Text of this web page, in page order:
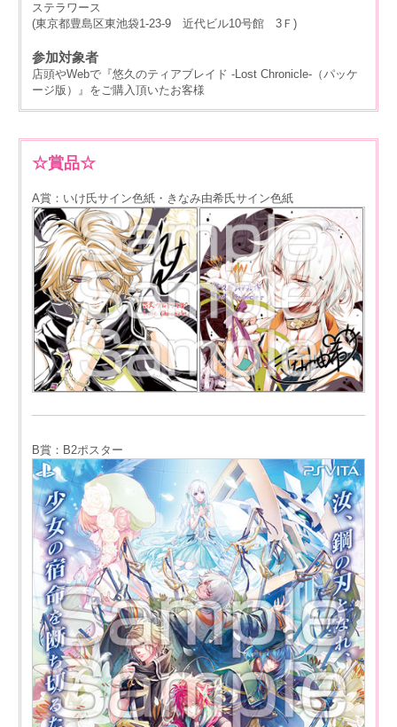
ステラワース
(東京都豊島区東池袋1-23-9 近代ビル10号館 3Ｆ)
参加対象者
店頭やWebで『悠久のティアブレイド -Lost Chronicle-（パッケ
ージ版）』をご購入頂いたお客様
☆賞品☆
A賞：いけ氏サイン色紙・きなみ由希氏サイン色紙
B賞：B2ポスター